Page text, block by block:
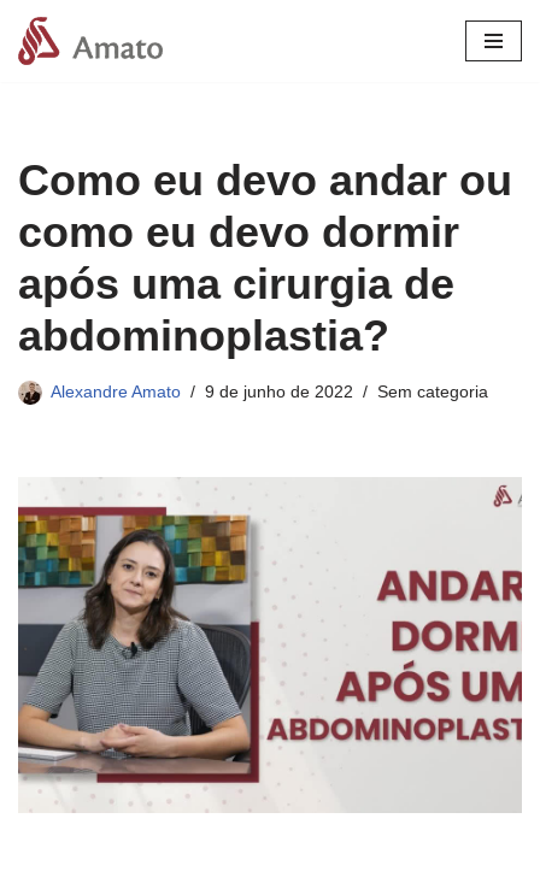
Pular
Como eu devo andar ou
como eu devo dormir
após uma cirurgia de
abdominoplastia?
Alexandre Amato 9 de junho de 2022 Sem categoria